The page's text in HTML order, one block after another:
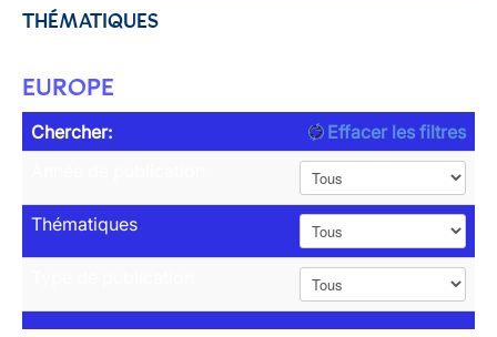
THÉMATIQUES
EUROPE
Chercher:
Effacer les filtres
Thématiques